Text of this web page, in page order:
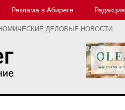
Реклама в Абиреге Редакция
ДЕЛОВЫЕ НОВОСТИ